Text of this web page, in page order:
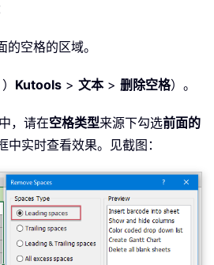
空格的区域。
Kutools > 文本> 删除空格）。
，请在空格类型来源下勾选前面的
中实时查看效果。见截图：